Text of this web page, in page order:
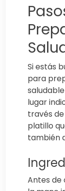
Si estás
para
lugar
través
platillo
también
Antes de